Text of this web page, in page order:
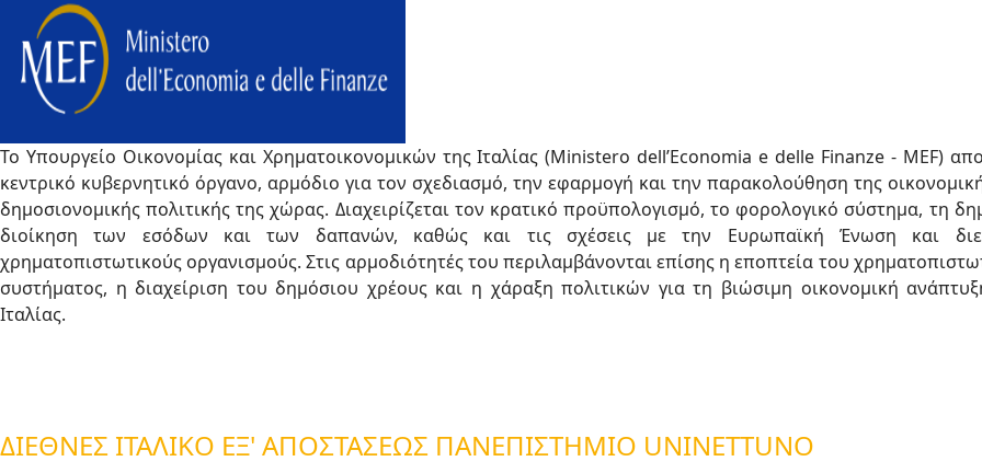
Το Υπουργείο Οικονομίας και Χρηματοικονομικών της Ιταλίας (Ministero dell’Economia e delle Finanze - MEF)
κεντρικό κυβερνητικό όργανο, αρμόδιο για τον σχεδιασμό, την εφαρμογή και την παρακολούθηση της
δημοσιονομικής πολιτικής της χώρας. Διαχειρίζεται τον κρατικό προϋπολογισμό, το φορολογικό σύστημα, τη
διοίκηση των εσόδων και των δαπανών, καθώς και τις σχέσεις με την Ευρωπαϊκή Ένωση και
χρηματοπιστωτικούς οργανισμούς. Στις αρμοδιότητές του περιλαμβάνονται επίσης η εποπτεία του
συστήματος, η διαχείριση του δημόσιου χρέους και η χάραξη πολιτικών για τη βιώσιμη οικονομική
Ιταλίας.
ΔΙΕΘΝΈΣ ΙΤΑΛΙΚΌ ΕΞ' ΑΠΟΣΤΆΣΕΩΣ ΠΑΝΕΠΙΣΤΉΜΙΟ UNINETTUNO